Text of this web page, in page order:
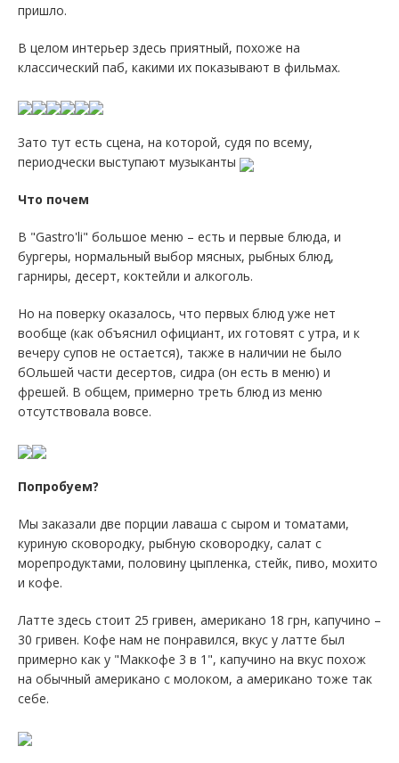
пришло.
В целом интерьер здесь приятный, похоже на
классический паб, какими их показывают в фильмах.
Зато тут есть сцена, на которой, судя по всему,
периодчески выступают музыканты
Что почем
В "Gastro'li" большое меню – есть и первые блюда, и
бургеры, нормальный выбор мясных, рыбных блюд,
гарниры, десерт, коктейли и алкоголь.
Но на поверку оказалось, что первых блюд уже нет
вообще (как объяснил официант, их готовят с утра, и к
вечеру супов не остается), также в наличии не было
бОльшей части десертов, сидра (он есть в меню) и
фрешей. В общем, примерно треть блюд из меню
отсутствовала вовсе.
Попробуем?
Мы заказали две порции лаваша с сыром и томатами,
куриную сковородку, рыбную сковородку, салат с
морепродуктами, половину цыпленка, стейк, пиво, мохито
и кофе.
Латте здесь стоит 25 гривен, американо 18 грн, капучино –
30 гривен. Кофе нам не понравился, вкус у латте был
примерно как у "Маккофе 3 в 1", капучино на вкус похож
на обычный американо с молоком, а американо тоже так
себе.